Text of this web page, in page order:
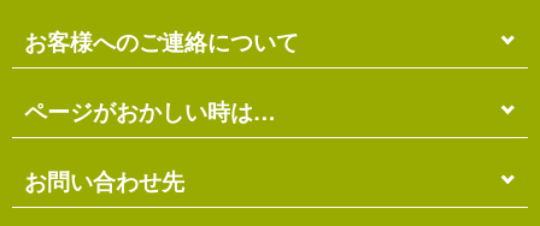
※ショッピングカートの仕組み上、送料が正しく計算
されない場合があります。
※商品の組み合わせによっては別梱包となり、送料が
別途必要となる場合があります。
※上記の際は、自動返信メール以降に改めて正しい送
料をお知らせします。
離島の場合、上記以上にお時間がかかる場合がありま
す。
品発送予定」メールにてご確認ください。
在庫切れの場合
別途、納期のご連絡をさせていただきます。
代金引換（＋400円）
商品配送時に配送員にお支払い下さい。
銀行振込（先払い）
口座は琉球銀行のみ
※ゆうちょ銀行でのお取り扱いは出来ません
お客様へのご連絡について
受注・確認・発送・修理など
各発生日より2営業日以内にメール・お電話にてご連
※定休日にはご連絡を行っておりません。予めご了承
ください。
ページがおかしい時は…
当店のホームページは店主がHTMLとCSSを手打ちで
作ったページのため…
お問い合わせ先